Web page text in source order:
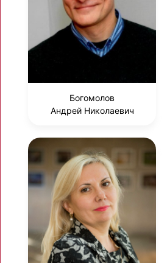
Богомолов
Андрей Николаевич